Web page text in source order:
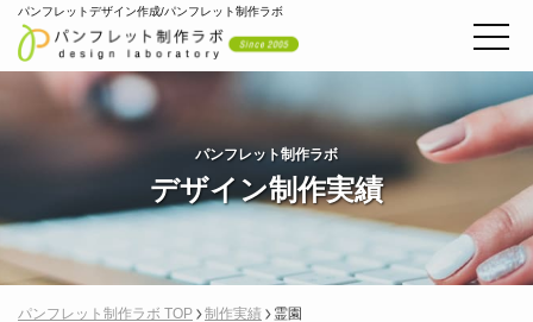
パンフレットデザイン作成/パンフレット制作ラボ
パンフレット制作ラボ
デザイン制作実績
パンフレット制作ラボ TOP 制作実績 霊園